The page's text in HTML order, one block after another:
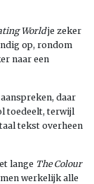
Worldje zeker
op, rondom
naar een
daar
toedeelt, terwijl
tekst overheen
lange The Colour
werkelijk alle